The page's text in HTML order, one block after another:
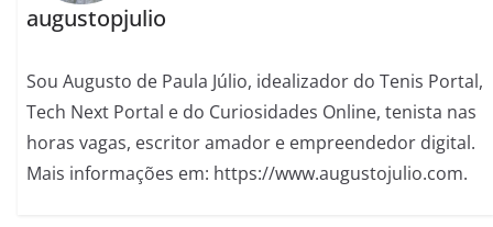
augustopjulio
Sou Augusto de Paula Júlio, idealizador do Tenis Portal,
Tech Next Portal e do Curiosidades Online, tenista nas
horas vagas, escritor amador e empreendedor digital.
Mais informações em: https://www.augustojulio.com.